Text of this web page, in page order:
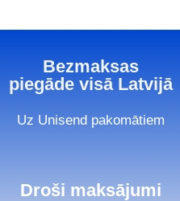
Bezmaksas
piegāde visā Latvijā
Uz Unisend pakomātiem
Droši maksājumi